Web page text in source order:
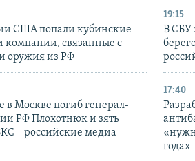
США попали кубинские
компании, связанные с
оружия из РФ
19:15
В СБУ
в Москве погиб генерал-
РФ Плохотнюк и зять
– российские медиа
17:40
годах